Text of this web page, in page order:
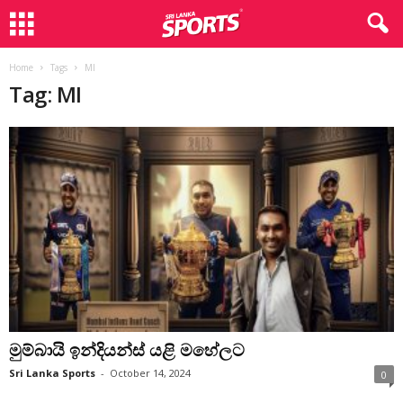
Home Tags MI
Tag: MI
මුම්බායි ඉන්දියන්ස් යළි මහේලට
Sri Lanka Sports - October 14, 2024 0